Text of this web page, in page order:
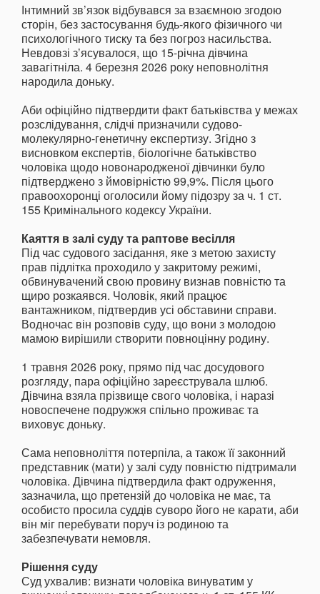
Інтимний зв’язок відбувався за взаємною згодою
сторін, без застосування будь-якого фізичного чи
психологічного тиску та без погроз насильства.
Невдовзі з’ясувалося, що 15-річна дівчина
завагітніла. 4 березня 2026 року неповнолітня
народила доньку.
Аби офіційно підтвердити факт батьківства у межах
розслідування, слідчі призначили судово-
молекулярно-генетичну експертизу. Згідно з
висновком експертів, біологічне батьківство
чоловіка щодо новонародженої дівчинки було
підтверджено з ймовірністю 99,9%. Після цього
правоохоронці оголосили йому підозру за ч. 1 ст.
155 Кримінального кодексу України.
Каяття в залі суду та раптове весілля
Під час судового засідання, яке з метою захисту
прав підлітка проходило у закритому режимі,
обвинувачений свою провину визнав повністю та
щиро розкаявся. Чоловік, який працює
вантажником, підтвердив усі обставини справи.
Водночас він розповів суду, що вони з молодою
мамою вирішили створити повноцінну родину.
1 травня 2026 року, прямо під час досудового
розгляду, пара офіційно зареєструвала шлюб.
Дівчина взяла прізвище свого чоловіка, і наразі
новоспечене подружжя спільно проживає та
виховує доньку.
Сама неповноліття потерпіла, а також її законний
представник (мати) у залі суду повністю підтримали
чоловіка. Дівчина підтвердила факт одруження,
зазначила, що претензій до чоловіка не має, та
особисто просила суддів суворо його не карати, аби
він міг перебувати поруч із родиною та
забезпечувати немовля.
Рішення суду
Суд ухвалив: визнати чоловіка винуватим у